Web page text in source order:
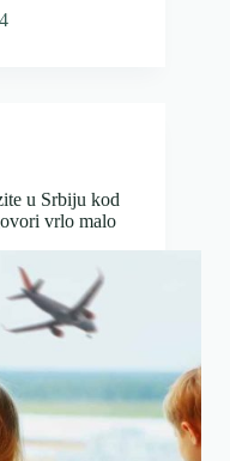
u Srbiju kod
vrlo malo